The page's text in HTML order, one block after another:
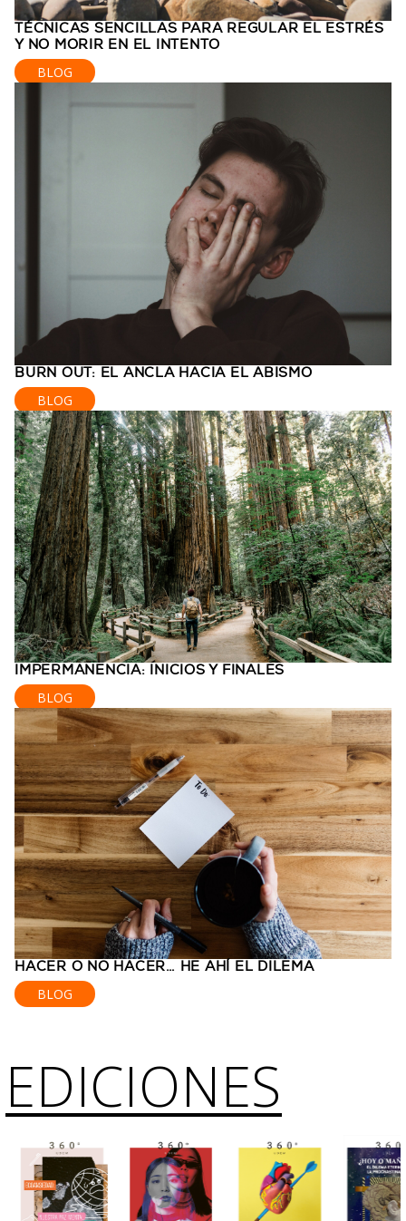
TÉCNICAS SENCILLAS PARA REGULAR EL ESTRÉS
Y NO MORIR EN EL INTENTO
BLOG
BURN OUT: EL ANCLA HACIA EL ABISMO
BLOG
IMPERMANENCIA: INICIOS Y FINALES
BLOG
HACER O NO HACER… HE AHÍ EL DILEMA
BLOG
EDICIONES